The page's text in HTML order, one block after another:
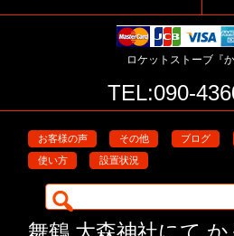
ロケットストーブ『か
TEL:090-
お客様の声 その他 ブログ
使い方 設置状況
検
索:
舞鶴 大森神社にて か